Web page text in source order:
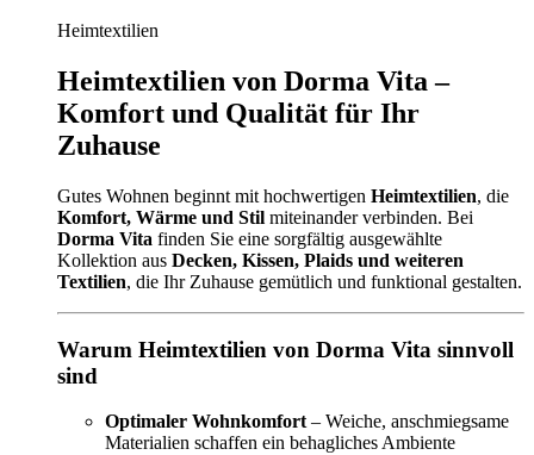
Heimtextilien
Heimtextilien von Dorma Vita –
Komfort und Qualität für Ihr
Zuhause
Gutes Wohnen beginnt mit hochwertigen Heimtextilien, die
Komfort, Wärme und Stil miteinander verbinden. Bei
Dorma Vita finden Sie eine sorgfältig ausgewählte
Kollektion aus Decken, Kissen, Plaids und weiteren
Textilien, die Ihr Zuhause gemütlich und funktional gestalten.
Warum Heimtextilien von Dorma Vita sinnvoll
sind
Optimaler Wohnkomfort – Weiche, anschmiegsame
Materialien schaffen ein behagliches Ambiente